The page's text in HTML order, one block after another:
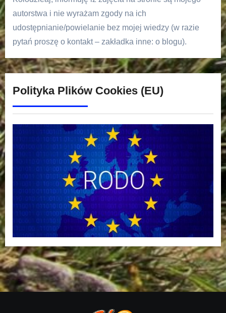
autorstwa i nie wyrażam zgody na ich
udostępnianie/powielanie bez mojej wiedzy (w razie
pytań proszę o kontakt – zakładka inne: o blogu).
Polityka Plików Cookies (EU)